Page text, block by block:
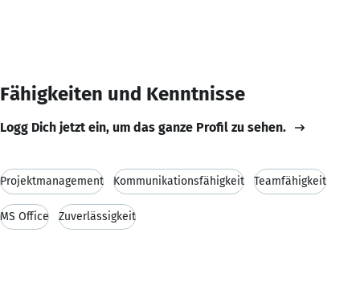
Fähigkeiten und Kenntnisse
Logg Dich jetzt ein, um das ganze Profil zu sehen.
Projektmanagement Kommunikationsfähigkeit Teamfähigkeit
MS Office Zuverlässigkeit